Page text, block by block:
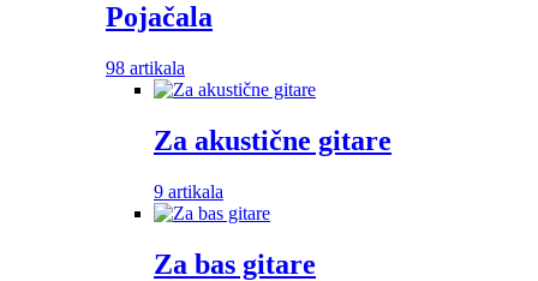
Pojačala
98 artikala
Za akustične gitare
9 artikala
Za bas gitare